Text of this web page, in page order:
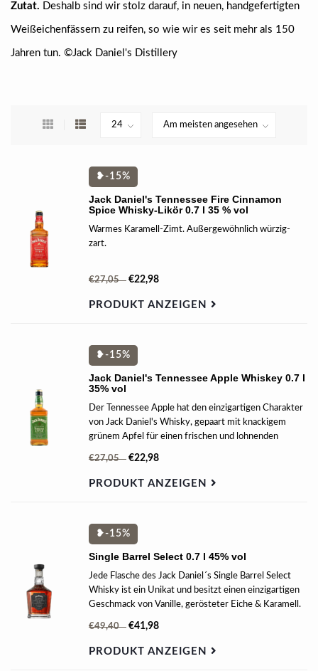
Zutat. Deshalb sind wir stolz darauf, in neuen, handgefertigten
Weißeichenfässern zu reifen, so wie wir es seit mehr als 150
Jahren tun. ©Jack Daniel's Distillery
❥-15%
Jack Daniel's Tennessee Fire Cinnamon
Spice Whisky-Likör 0.7 l 35 % vol
Warmes Karamell-Zimt. Außergewöhnlich würzig-
zart.
€27,05 €22,98
PRODUKT ANZEIGEN
❥-15%
Jack Daniel's Tennessee Apple Whiskey 0.7 l
35% vol
Der Tennessee Apple hat den einzigartigen Charakter
von Jack Daniel's Whisky, gepaart mit knackigem
grünem Apfel für einen frischen und lohnenden
außergewöhnlich sanft.
€27,05 €22,98
PRODUKT ANZEIGEN
❥-15%
Single Barrel Select 0.7 l 45% vol
Jede Flasche des Jack Daniel´s Single Barrel Select
Whisky ist ein Unikat und besitzt einen einzigartigen
Geschmack von Vanille, gerösteter Eiche & Karamell.
€49,40 €41,98
PRODUKT ANZEIGEN